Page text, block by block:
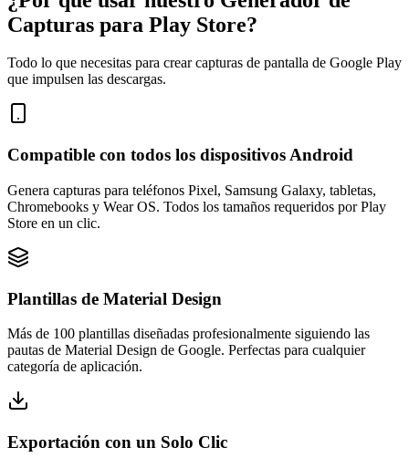
Capturas para Play Store?
Todo lo que necesitas para crear capturas de pantalla de Google Play
que impulsen las descargas.
Compatible con todos los dispositivos Android
Genera capturas para teléfonos Pixel, Samsung Galaxy, tabletas,
Chromebooks y Wear OS. Todos los tamaños requeridos por Play
Store en un clic.
Plantillas de Material Design
Más de 100 plantillas diseñadas profesionalmente siguiendo las
pautas de Material Design de Google. Perfectas para cualquier
categoría de aplicación.
Exportación con un Solo Clic